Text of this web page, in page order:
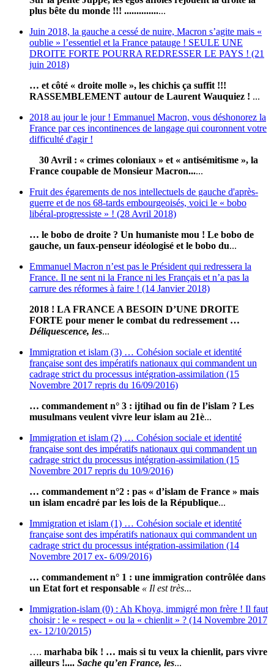
plus bête du monde !!! .................
Juin 2018, la gauche a cessé de nuire, Macron s’agite mais «
oublie » l’essentiel et la France patauge ! SEULE UNE
DROITE FORTE POURRA REDRESSER LE PAYS ! (21
juin 2018)
… et côté « droite molle », les chichis ça suffit !!!
RASSEMBLEMENT autour de Laurent Wauquiez ! ...
2018 au jour le jour ! Emmanuel Macron, vous déshonorez la
France par ces incontinences de langage qui couronnent votre
difficulté d'agir !
30 Avril : « crimes coloniaux » et « antisémitisme », la
France coupable de Monsieur Macron......
Fruit des égarements de nos intellectuels de gauche d'après-
guerre et de nos 68-tards embourgeoisés, voici le « bobo
libéral-progressiste » ! (28 Avril 2018)
… le bobo de droite ? Un humaniste mou ! Le bobo de
gauche, un faux-penseur idéologisé et le bobo du...
Emmanuel Macron n’est pas le Président qui redressera la
France. Il ne sent ni la France ni les Français et n’a pas la
carrure des réformes à faire ! (14 Janvier 2018)
2018 ! LA FRANCE A BESOIN D’UNE DROITE
FORTE pour mener le combat du redressement …
Déliquescence, les...
Immigration et islam (3) … Cohésion sociale et identité
française sont des impératifs nationaux qui commandent un
cadrage strict du processus intégration-assimilation (15
Novembre 2017 repris du 16/09/2016)
… commandement n° 3 : ijtihad ou fin de l’islam ? Les
musulmans veulent vivre leur islam au 21è...
Immigration et islam (2) … Cohésion sociale et identité
française sont des impératifs nationaux qui commandent un
cadrage strict du processus intégration-assimilation (15
Novembre 2017 repris du 10/9/2016)
… commandement n°2 : pas « d’islam de France » mais
un islam encadré par les lois de la République...
Immigration et islam (1) … Cohésion sociale et identité
française sont des impératifs nationaux qui commandent un
cadrage strict du processus intégration-assimilation (14
Novembre 2017 ex- 6/09/2016)
… commandement n° 1 : une immigration contrôlée dans
un Etat fort et responsable « Il est très...
Immigration-islam (0) : Ah Khoya, immigré mon frère ! Il faut
choisir : le « respect » ou la « chienlit » ? (14 Novembre 2017
ex- 12/10/2015)
…. marhaba bik ! … mais si tu veux la chienlit, pars vivre
ailleurs !.... Sache qu’en France, les...